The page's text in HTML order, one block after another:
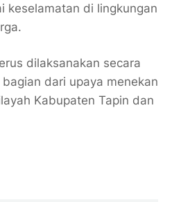
keselamatan di lingkungan
dilaksanakan secara
dari upaya menekan
Kabupaten Tapin dan